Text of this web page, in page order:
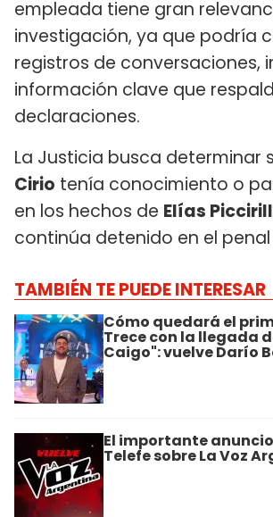
empleada tiene gran
investigación, ya que podría
registros de conversaciones,
información clave que
declaraciones.
La Justicia busca determinar
Cirio tenía conocimiento o
en los hechos de Elías
continúa detenido en el penal
TAMBIÉN TE PUEDE INTERESAR
Cómo quedará el
Trece con la llegada
Caigo": vuelve Darío
El importante
Telefe sobre La Voz